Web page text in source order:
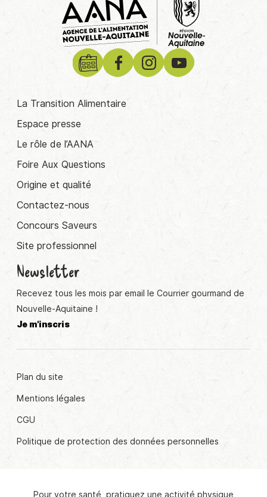
La Transition Alimentaire
Espace presse
Le rôle de l’AANA
Foire Aux Questions
Origine et qualité
Contactez-nous
Concours Saveurs
Site professionnel
Newsletter
Recevez tous les mois par email le Courrier gourmand de
Nouvelle-Aquitaine !
Je m'inscris
Plan du site
Mentions légales
CGU
Politique de protection des données personnelles
Pour votre santé, pratiquez une activité physique